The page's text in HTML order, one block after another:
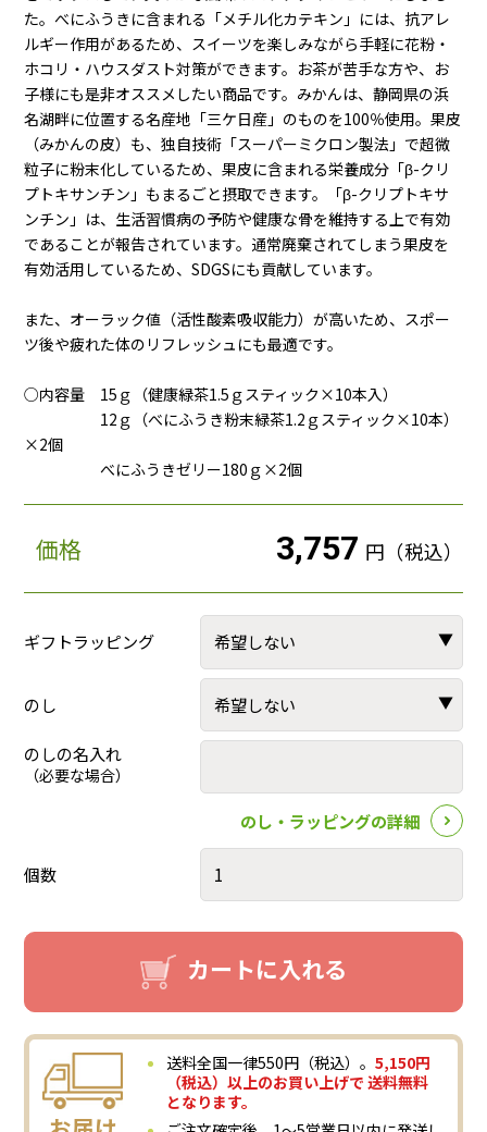
た。べにふうきに含まれる「メチル化カテキン」には、抗アレ
ルギー作用があるため、スイーツを楽しみながら手軽に花粉・
ホコリ・ハウスダスト対策ができます。お茶が苦手な方や、お
子様にも是非オススメしたい商品です。みかんは、静岡県の浜
名湖畔に位置する名産地「三ケ日産」のものを100％使用。果皮
（みかんの皮）も、独自技術「スーパーミクロン製法」で超微
粒子に粉末化しているため、果皮に含まれる栄養成分「β-クリ
プトキサンチン」もまるごと摂取できます。「β-クリプトキサ
ンチン」は、生活習慣病の予防や健康な骨を維持する上で有効
であることが報告されています。通常廃棄されてしまう果皮を
有効活用しているため、SDGSにも貢献しています。
また、オーラック値（活性酸素吸収能力）が高いため、スポー
ツ後や疲れた体のリフレッシュにも最適です。
○内容量 15ｇ（健康緑茶1.5ｇスティック×10本入）
12ｇ（べにふうき粉末緑茶1.2ｇスティック×10本）
×2個
べにふうきゼリー180ｇ×2個
価格 3,757 円（税込）
ギフトラッピング
のし
のしの名入れ
（必要な場合）
のし・ラッピングの詳細
個数
カートに入れる
送料全国一律550円（税込）。 5,150円
（税込）以上のお買い上げで 送料無料
となります。